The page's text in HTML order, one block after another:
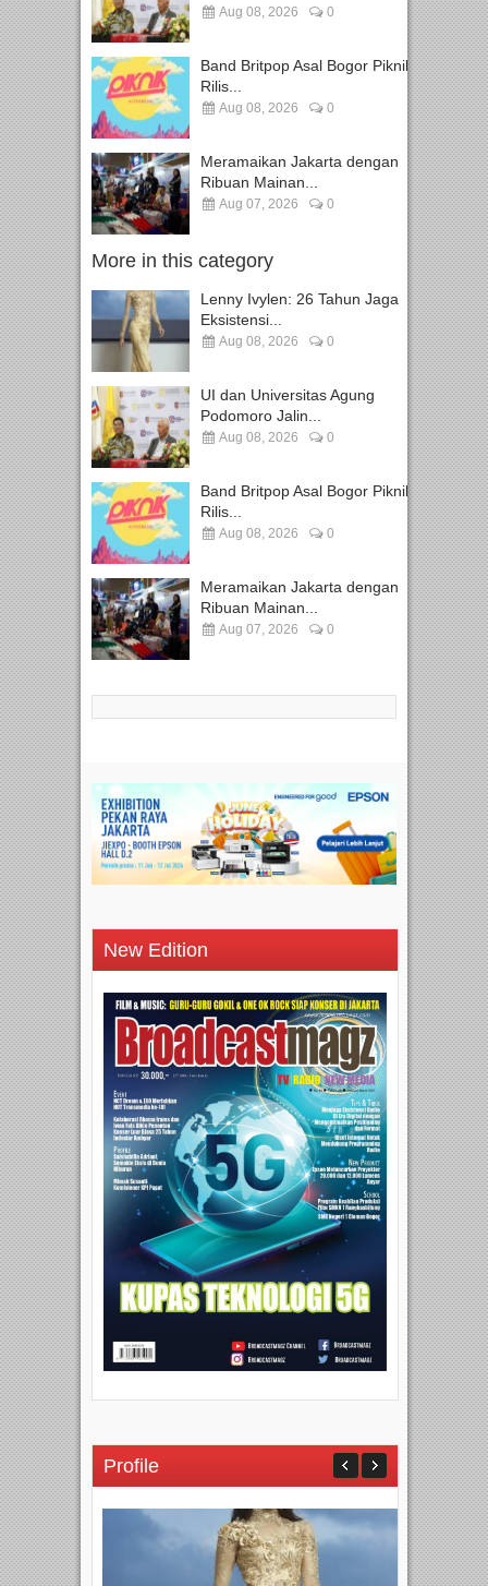
Aug 08, 2026 0
Band Britpop Asal Bogor Piknik
Rilis...
Aug 08, 2026 0
Meramaikan Jakarta dengan
Ribuan Mainan...
Aug 07, 2026 0
More in this category
Lenny Ivylen: 26 Tahun Jaga
Eksistensi...
Aug 08, 2026 0
UI dan Universitas Agung
Podomoro Jalin...
Aug 08, 2026 0
Band Britpop Asal Bogor Piknik
Rilis...
Aug 08, 2026 0
Meramaikan Jakarta dengan
Ribuan Mainan...
Aug 07, 2026 0
New Edition
Profile